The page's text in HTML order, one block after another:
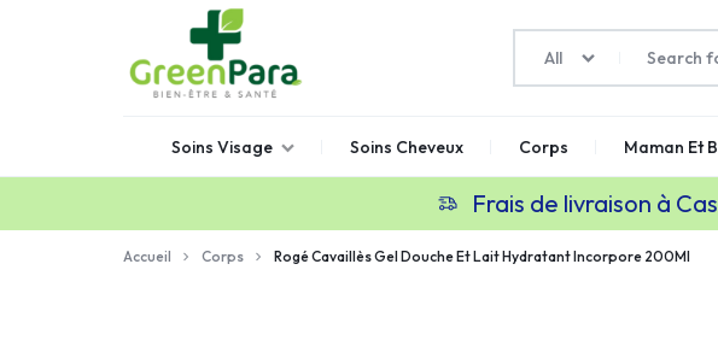
GREENPARA
Parapharmacie
Maroc
All
Soins Visage Soins Cheveux Corps Maman Et
Frais de livraison à
Accueil Corps Rogé Cavaillès Gel Douche Et Lait Hydratant Incorpore 200Ml